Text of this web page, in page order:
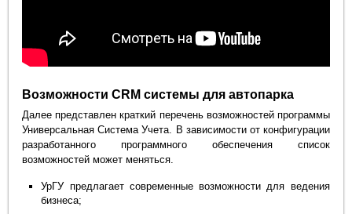
Возможности CRM системы для автопарка
Далее представлен краткий перечень возможностей программы
Универсальная Система Учета. В зависимости от конфигурации
разработанного программного обеспечения список
возможностей может меняться.
УрГУ предлагает современные возможности для ведения
бизнеса;